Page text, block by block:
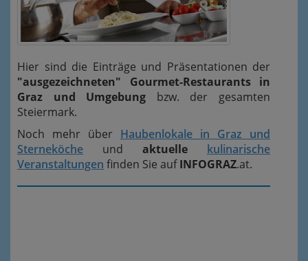
Hier sind die Einträge und Präsentationen der
"ausgezeichneten" Gourmet-Restaurants in
Graz und Umgebung bzw. der gesamten
Steiermark.
Noch mehr über Haubenlokale in Graz und
Sterneköche und aktuelle kulinarische
Veranstaltungen finden Sie aufINFOGRAZ.at.